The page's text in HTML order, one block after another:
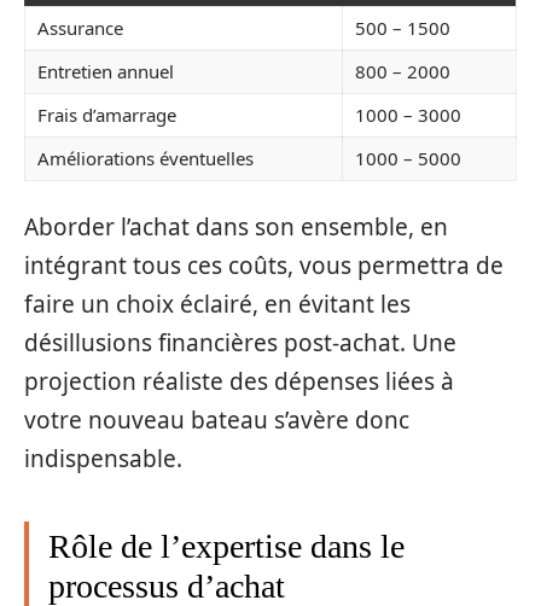
Assurance
500 – 1500
Entretien annuel
800 – 2000
Frais d’amarrage
1000 – 3000
Améliorations éventuelles
1000 – 5000
Aborder l’achat dans son ensemble, en
intégrant tous ces coûts, vous permettra de
faire un choix éclairé, en évitant les
désillusions financières post-achat. Une
projection réaliste des dépenses liées à
votre nouveau bateau s’avère donc
indispensable.
Rôle de l’expertise dans le
processus d’achat